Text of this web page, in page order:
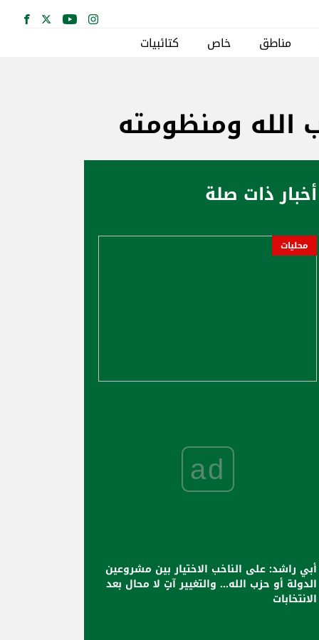
مناطق خاص كتائبيات
الله ومنظومته
أخبار ذات صلة
محليات
ad
أبي راشد: على الناخب الاختيار بين مشروعين
الدولة أو حزب الله... والتغيير آتٍ لا محال بعد
الانتخابات